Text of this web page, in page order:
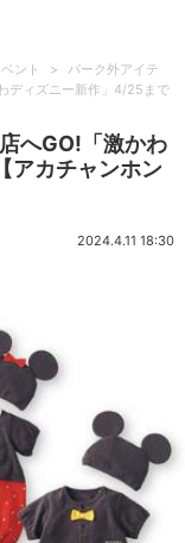
ント >
パーク外アイテ
ディズニー新作」4/25まで
へGO!「激かわ
アカチャンホン
2024.4.11 18:30